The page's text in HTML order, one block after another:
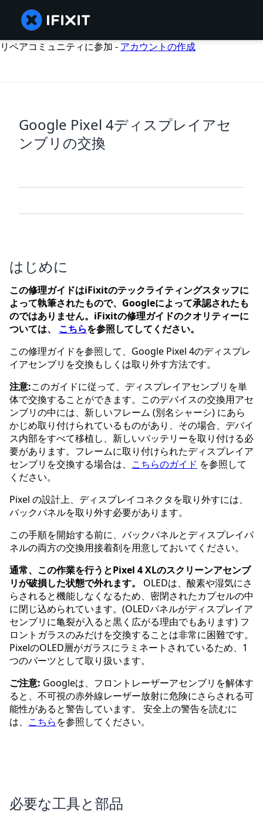
リペアコミュニティに参加 - アカウントの作成
Google Pixel 4ディスプレイアセ
ンブリの交換
はじめに
この修理ガイドはiFixitのテックライティングスタッフに
よって執筆されたもので、Googleによって承認されたも
のではありません。iFixitの修理ガイドのクオリティーに
ついては、 こちらを参照してしてください。
この修理ガイドを参照して、Google Pixel 4のディスプレ
イアセンブリを交換もしくは取り外す方法です。
注意:このガイドに従って、ディスプレイアセンブリを単
体で交換することができます。このデバイスの交換用アセ
ンブリの中には、新しいフレーム (別名シャーシ) にあら
かじめ取り付けられているものがあり、その場合、デバイ
ス内部をすべて移植し、新しいバッテリーを取り付ける必
要があります。フレームに取り付けられたディスプレイア
センブリを交換する場合は、 こちらのガイド を参照して
ください。
Pixel の設計上、ディスプレイコネクタを取り外すには、
バックパネルを取り外す必要があります。
この手順を開始する前に、バックパネルとディスプレイパ
ネルの両方の交換用接着剤を用意しておいてください。
通常、この作業を行うとPixel 4 XLのスクリーンアセンブ
リが破損した状態で外れます。
OLEDは、酸素や湿気にさ
らされると機能しなくなるため、密閉されたカプセルの中
に閉じ込められています。(OLEDパネルがディスプレイア
センブリに亀裂が入ると黒く広がる理由でもあります) フ
ロントガラスのみだけを交換することは非常に困難です。
PixelのOLED層がガラスにラミネートされているため、1
つのパーツとして取り扱います。
ご注意: Googleは、フロントレーザーアセンブリを解体す
ると、不可視の赤外線レーザー放射に危険にさらされる可
能性があると警告しています。 安全上の警告を読むに
は、 こちらを参照してください。
必要な工具と部品